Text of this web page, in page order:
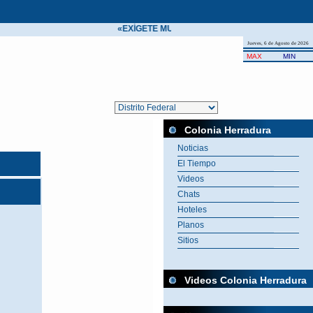
«EXÍGETE MUCHO A TI MISMO Y ESPERA
Jueves, 6 de Agosto de 2026
MAX MIN
Colonia Herradura
Noticias
El Tiempo
Videos
Chats
Hoteles
Planos
Sitios
Videos Colonia Herradura